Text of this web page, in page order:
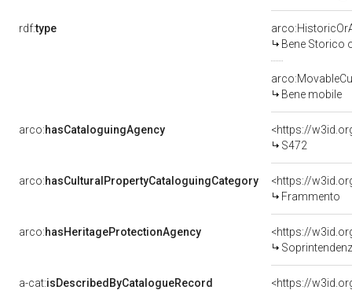
rdf:type
Bene Storico
Bene mobile
arco:hasCataloguingAgency
<https://
S472
arco:hasCulturalPropertyCataloguingCategory
<https://
Frammento
arco:hasHeritageProtectionAgency
<https://
Soprintendenza
a-cat:isDescribedByCatalogueRecord
<https://